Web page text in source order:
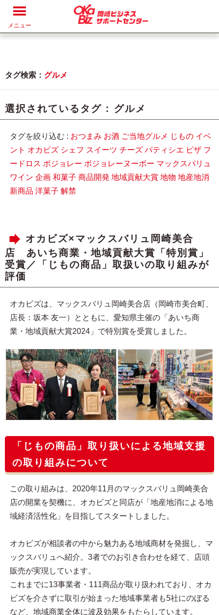
メニュー
タグ検索： グルメ
選択されているタグ : グルメ
タグを絞り込む : おつまみ お酒 ご当地グルメ じもの イベ
ント オカビズ シェフ スイーツ チーズ パティシエ ピザ フ
ードロス ボジョレー ボジョレーヌーボー マックスバリュ
ワイン 企画 和菓子 商品開発 地域貢献大賞 地物 地産地消
新商品 洋菓子 解禁
オカビズ×マックスバリュ岡崎美合
店 あいち商業・地域貢献大賞「特別賞」
受賞／「じもの商品」取扱いの取り組みが
評価
オカビズは、マックスバリュ岡崎美合店（岡崎市美合町、
店長：坂本 友一）とともに、愛知県主催の「あいち商
業・地域貢献大賞2024」で特別賞を受賞しました。
「じもの商品」取り扱いによる地域支援
の取り組みについて
この取り組みは、2020年11月のマックスバリュ岡崎美合
店の開業を契機に、オカビズと同店が「地産地消による地
域経済活性化」を目指してスタートしました。
オカビズが相談者の中から魅力ある地域商材を発掘し、マ
ックスバリュへ紹介。3者でのお引き合わせを経て、店頭
販売が実現しています。
これまでに13事業者・111商品が取り扱われており、オカ
ビズを介さずに取引が始まった地域事業者も5社にのぼる
など、地域商業全体に波及効果をもたらしています。